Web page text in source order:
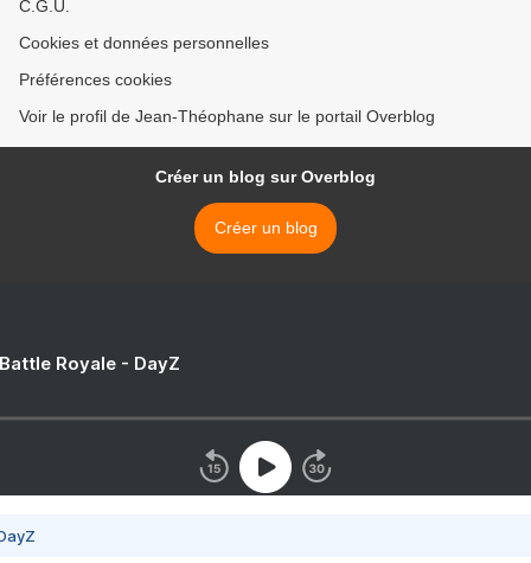
C.G.U.
Cookies et données personnelles
Préférences cookies
Voir le profil de Jean-Théophane sur le portail Overblog
Créer un blog sur Overblog
Créer un blog
Royale - DayZ